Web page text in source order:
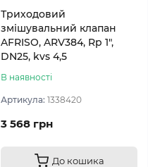
Триходовий
змішувальний клапан
AFRISO, ARV384, Rp 1",
DN25, kvs 4,5
В наявності
Артикула: 1338420
3 568 грн
До кошика